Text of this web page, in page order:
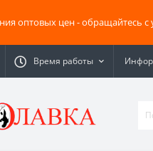
оптовых цен - обращайтесь
Время работы